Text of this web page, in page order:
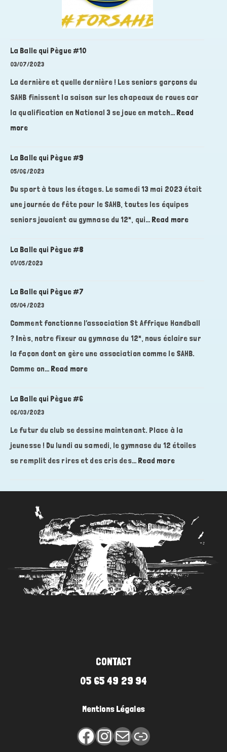
La Balle qui Pègue #10
03/07/2023
La dernière et quelle dernière ! Les seniors garçons du
SAHB finissent la saison sur les chapeaux de roues car
la qualification en National 3 se joue en match… Read
more:
#10
La Balle qui Pègue #9
05/06/2023
Du sport à tous les étages. Le samedi 13 mai 2023 était
une journée de fête pour le SAHB, toutes les équipes
seniors jouaient au gymnase du 12*, qui… Read more:
La Balle qui Pègue #8
01/05/2023
La Balle qui Pègue #7
05/04/2023
Comment fonctionne l’association St Affrique Handball
? Inès, notre fixeur au gymnase du 12*, nous éclaire sur
la façon dont on gère une association comme le SAHB.
Comme on… Read more:
#7
La Balle qui Pègue #6
06/03/2023
Le futur du club se dessine maintenant. Place à la
jeunesse ! Du lundi au samedi, le gymnase du 12 étoiles
se remplit des rires et des cris des… Read more:
#6
CONTACT
05 65 49 29 94
Mentions Légales
FacebookInstagram
E-mail Lien